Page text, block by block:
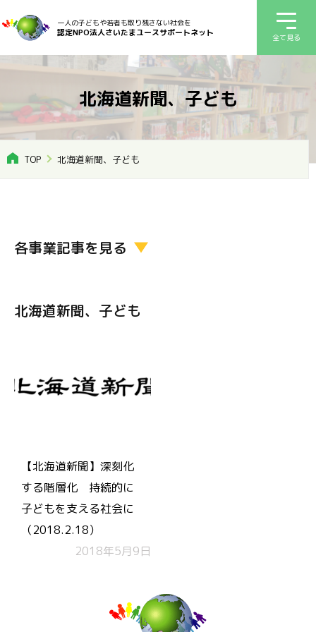
一人の子どもや若者も取り残さない社会を
認定NPO法人さいたまユースサポートネット 全て見る
北海道新聞、子ども
TOP 北海道新聞、子ども
各事業記事を見る
北海道新聞、子ども
【北海道新聞】深刻化
する階層化 持続的に
子どもを支える社会に
（2018.2.18）
2018年5月9日